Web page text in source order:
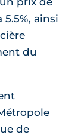
ainsi
du
de